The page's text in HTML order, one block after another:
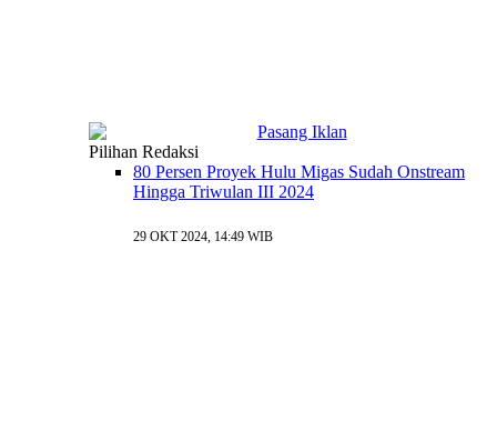
Pilihan Redaksi
80 Persen Proyek Hulu Migas Sudah Onstream
Hingga Triwulan III 2024
29 OKT 2024, 14:49 WIB